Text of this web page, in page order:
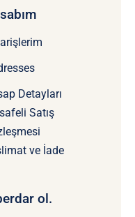
Detayları
Satış
ve İade
ol.